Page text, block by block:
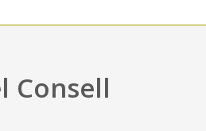
Utilitats
Consell